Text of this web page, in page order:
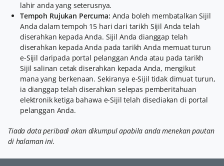
lahir anda yang seterusnya.
Tempoh Rujukan Percuma: Anda boleh membatalkan Sijil
Anda dalam tempoh 15 hari dari tarikh Sijil Anda telah
diserahkan kepada Anda. Sijil Anda dianggap telah
diserahkan kepada Anda pada tarikh Anda memuat turun
e-Sijil daripada portal pelanggan Anda atau pada tarikh
Sijil salinan cetak diserahkan kepada Anda, mengikut
mana yang berkenaan. Sekiranya e-Sijil tidak dimuat turun,
ia dianggap telah diserahkan selepas pemberitahuan
elektronik ketiga bahawa e-Sijil telah disediakan di portal
pelanggan Anda.
Tiada data peribadi akan dikumpul apabila anda menekan pautan
di halaman ini.